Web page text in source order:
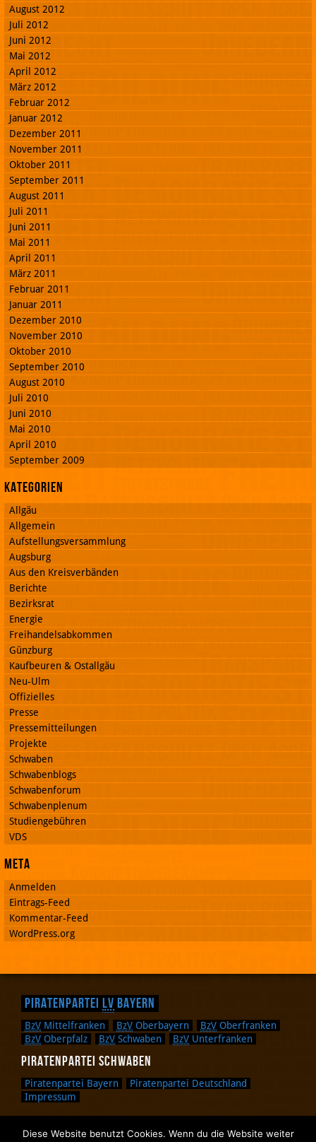
August 2012
Juli 2012
Juni 2012
Mai 2012
April 2012
März 2012
Februar 2012
Januar 2012
Dezember 2011
November 2011
Oktober 2011
September 2011
August 2011
Juli 2011
Juni 2011
Mai 2011
April 2011
März 2011
Februar 2011
Januar 2011
Dezember 2010
November 2010
Oktober 2010
September 2010
August 2010
Juli 2010
Juni 2010
Mai 2010
April 2010
September 2009
Kategorien
Allgäu
Allgemein
Aufstellungsversammlung
Augsburg
Aus den Kreisverbänden
Berichte
Bezirksrat
Energie
Freihandelsabkommen
Günzburg
Kaufbeuren & Ostallgäu
Neu-Ulm
Offizielles
Presse
Pressemitteilungen
Projekte
Schwaben
Schwabenblogs
Schwabenforum
Schwabenplenum
Studiengebühren
VDS
Meta
Anmelden
Eintrags-Feed
Kommentar-Feed
WordPress.org
Piratenpartei LV Bayern
BzV Mittelfranken BzV Oberbayern BzV Oberfranken
BzV Oberpfalz BzV Schwaben BzV Unterfranken
Piratenpartei Schwaben
Piratenpartei Bayern
Piratenpartei Deutschland
Impressum
Zurück nach oben.
Diese Website benutzt Cookies. Wenn du die Website weiter